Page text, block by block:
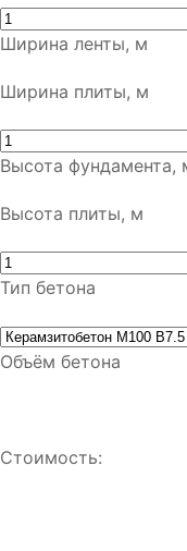
Ширина ленты, м
Ширина плиты, м
Высота фундамента,
Высота плиты, м
Тип бетона
Объём бетона
Стоимость: